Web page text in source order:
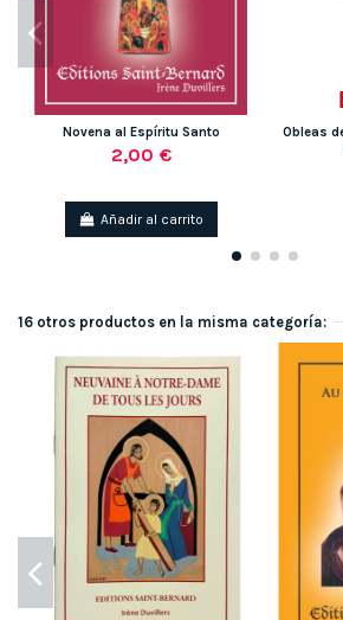
Novena al Espíritu Santo
2,00 €
Añadir al carrito
Obleas
16 otros productos en la misma categoría: